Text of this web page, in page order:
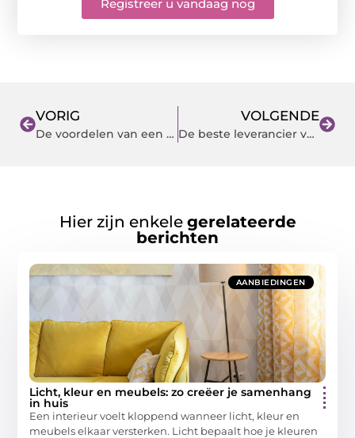
Registreer u vandaag nog
VORIG
De voordelen van een nieuwbouwwoning
VOLGENDE
De beste leverancier van bouwbeslag voor uw project
Hier zijn enkele gerelateerde
berichten
AANBIEDINGEN
Licht, kleur en meubels: zo creëer je samenhang
in huis
Een interieur voelt kloppend wanneer licht, kleur en
meubels elkaar versterken. Licht bepaalt hoe je kleuren